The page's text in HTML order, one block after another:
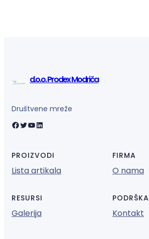
d.o.o. Prodex Modriča
Društvene mreže
Facebook Twitter YouTube LinkedIn
PROIZVODI
Lista artikala
FIRMA
O nama
RESURSI
Galerija
PODRŠKA
Kontakt